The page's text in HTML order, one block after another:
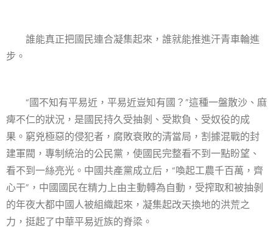
誰能真正把國民連合凝集起來，誰就能推進汗青車輪進
步。
“國不知有平易近，平易近豈知有國？”這種一盤散沙、麻
痺不仁的狀況，是國民持久受抽剝、受欺負、受奴役的成
果。窮兇極惡的侵犯者，腐敗衰敗的清當局，割據混戰的封
建軍閥，專制統治的公民黨，使國民完整看不到一點盼望、
看不到一絲亮光。中國共產黨成立后，“喚起工農千百萬，齊
心干”，中國國民在精力上由主動轉為自動，受搾取和被抽剝
的年夜大都中國人被組織起來，凝集起改天換地的洪荒之
力，挺起了中華平易近族的脊梁。